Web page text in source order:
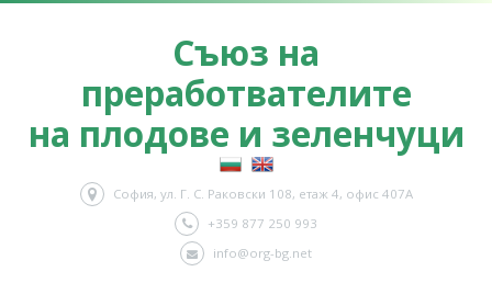
Съюз на
преработвателите
на плодове и зеленчуци
София, ул. Г. С. Раковски 108, етаж 4, офис 407А
+359 877 250 993
info@org-bg.net